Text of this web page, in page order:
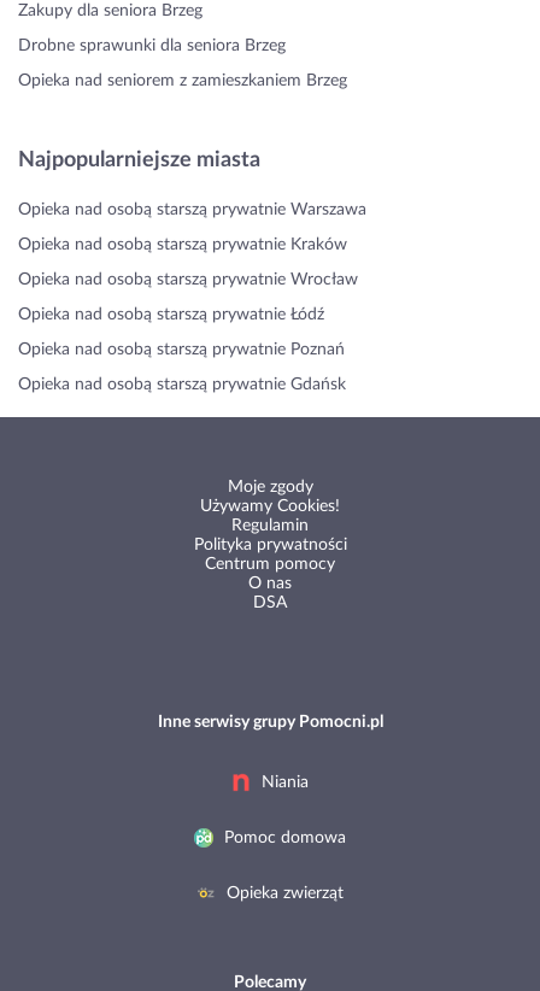
Zakupy dla seniora Brzeg
Drobne sprawunki dla seniora Brzeg
Opieka nad seniorem z zamieszkaniem Brzeg
Najpopularniejsze miasta
Opieka nad osobą starszą prywatnie Warszawa
Opieka nad osobą starszą prywatnie Kraków
Opieka nad osobą starszą prywatnie Wrocław
Opieka nad osobą starszą prywatnie Łódź
Opieka nad osobą starszą prywatnie Poznań
Opieka nad osobą starszą prywatnie Gdańsk
Moje zgody
Używamy Cookies!
Regulamin
Polityka prywatności
Centrum pomocy
O nas
DSA
Inne serwisy grupy Pomocni.pl
Niania
Pomoc domowa
Opieka zwierząt
Polecamy